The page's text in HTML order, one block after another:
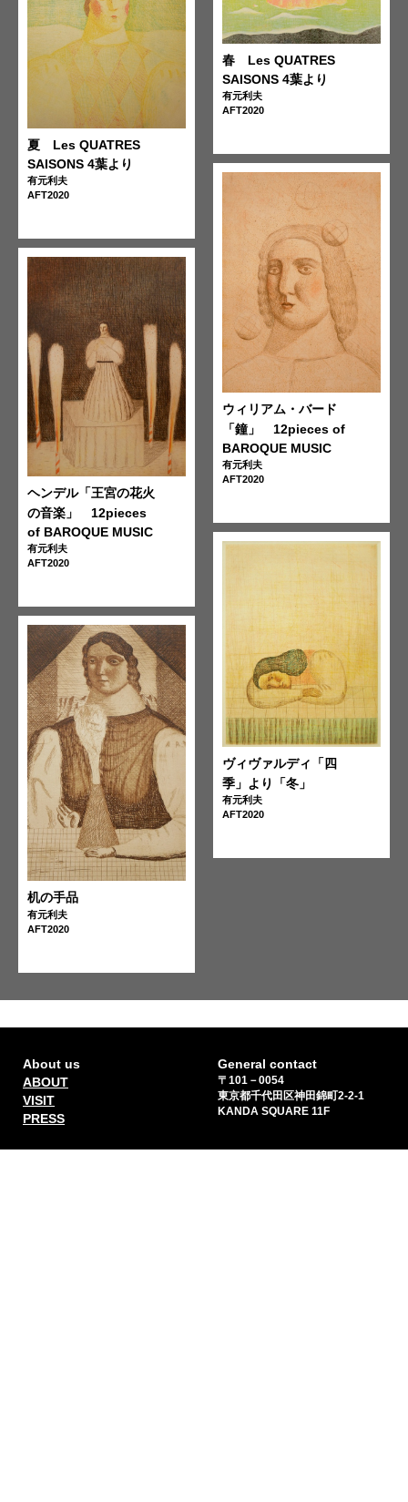
夏 Les QUATRES
SAISONS 4葉より
有元利夫
AFT2020
ヘンデル「王宮の花火
の音楽」 12pieces
of BAROQUE MUSIC
有元利夫
AFT2020
机の手品
有元利夫
AFT2020
春 Les QUATRES
SAISONS 4葉より
有元利夫
AFT2020
ウィリアム・バード
「鐘」 12pieces of
BAROQUE MUSIC
有元利夫
AFT2020
ヴィヴァルディ「四
季」より「冬」
有元利夫
AFT2020
無題
有元利夫
AFT2020